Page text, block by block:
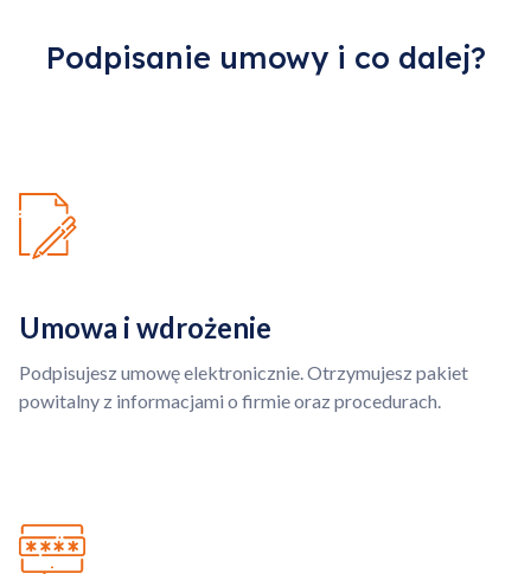
Podpisanie umowy i co dalej?
Umowa i wdrożenie
Podpisujesz umowę elektronicznie. Otrzymujesz pakiet
powitalny z informacjami o firmie oraz procedurach.
Kontynuuj zakupy